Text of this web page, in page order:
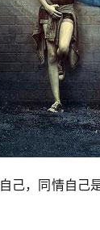
己，同情自己